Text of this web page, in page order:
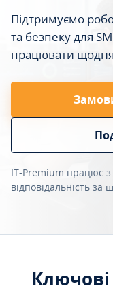
Підтримуємо
та безпеку для
працювати
IT-Premium працює з
відповідальність за